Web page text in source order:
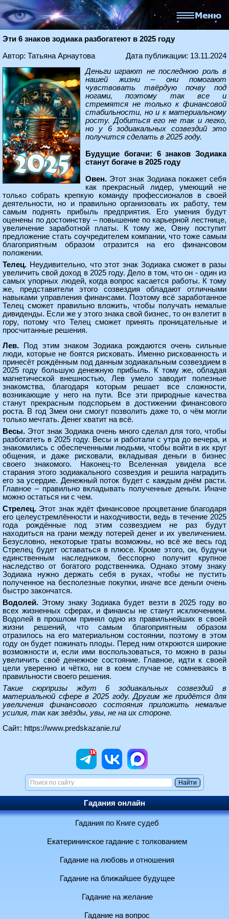
Эти 6 знаков зодиака разбогатеют в 2025 году
Автор: Татьяна Арнаутова
Дата публикации: 13.11.2024
Деньги играют не последнюю роль в
нашей жизни – они помогают
чувствовать твёрдую почву под
ногами, поэтому так все и
стремятся не только к финансовой
стабильности, но и к материальному
росту. Добиться его не так и легко,
но у 6 зодиакальных созвездий это
получится сделать в 2025 году.
Будущие богачи: 6 знаков Зодиака
станут богаче в 2025 году
Овен. Этот знак Зодиака покажет себя
как прекрасный лидер, умеющий не
только собрать крепкую команду профессионалов в своей
деятельности, но и правильно организовать их работу, тем
самым поднять прибыль предприятия. Его умения будут
оценены по достоинству – повышение по карьерной лестнице,
увеличение заработной платы. К тому же, Овну поступит
предложение стать соучредителем компании, что тоже самым
благоприятным образом отразится на его финансовом
положении.
Телец. Неудивительно, что этот знак Зодиака сможет в разы
увеличить свой доход в 2025 году. Дело в том, что он - один из
самых упорных людей, когда вопрос касается работы. К тому
же, представители этого созвездия обладают отличными
навыками управления финансами. Поэтому всё заработанное
Телец сможет правильно вложить, чтобы получать немалые
дивиденды. Если же у этого знака свой бизнес, то он взлетит в
гору, потому что Телец сможет принять проницательные и
просчитанные решения.
Лев. Под этим знаком Зодиака рождаются очень сильные
люди, которые не боятся рисковать. Именно рискованность и
принесёт рождённым под данным зодиакальным созвездием в
2025 году большую денежную прибыль. К тому же, обладая
магнетической внешностью, Лев умело заводит полезные
знакомства, благодаря которым решает все сложности,
возникающие у него на пути. Все эти природные качества
станут прекрасным подспорьем в достижении финансового
роста. В год Змеи они смогут позволить даже то, о чём могли
только мечтать. Денег хватит на всё.
Весы. Этот знак Зодиака очень много сделал для того, чтобы
разбогатеть в 2025 году. Весы и работали с утра до вечера, и
знакомились с обеспеченными людьми, чтобы войти в их круг
общения, и даже рисковали, вкладывая деньги в бизнес
своего знакомого. Наконец-то Вселенная увидела все
старания этого зодиакального созвездия и решила наградить
его за усердие. Денежный поток будет с каждым днём расти.
Главное – правильно вкладывать полученные деньги. Иначе
можно остаться ни с чем.
Стрелец. Этот знак ждёт финансовое процветание благодаря
его целеустремлённости и находчивости, ведь в течение 2025
года рождённые под этим созвездием не раз будут
находиться на грани между потерей денег и их увеличением.
Безусловно, некоторые траты возможны, но всё же весь год
Стрелец будет оставаться в плюсе. Кроме этого, он, будучи
единственным наследником, бесспорно получит крупное
наследство от богатого родственника. Однако этому знаку
Зодиака нужно держать себя в руках, чтобы не пустить
полученное на бесполезные покупки, иначе все деньги очень
быстро закончатся.
Водолей. Этому знаку Зодиака будет везти в 2025 году во
всех жизненных сферах, и финансы не станут исключением.
Водолей в прошлом принял одно из правильнейших в своей
жизни решений, что самым благоприятным образом
отразилось на его материальном состоянии, поэтому в этом
году он будет пожинать плоды. Перед ним откроются широкие
возможности и, если ими воспользоваться, то можно в разы
увеличить своё денежное состояние. Главное, идти к своей
цели уверенно и чётко, ни в коем случае не сомневаясь в
правильности своего решения.
Такие сюрпризы ждут 6 зодиакальных созвездий в
материальной сфере в 2025 году. Другим же придётся для
увеличения финансового состояния приложить немалые
усилия, так как звёзды, увы, не на их стороне.
Сайт: https://www.predskazanie.ru/
Гадания онлайн
Гадания по Книге судеб
Екатерининское гадание с толкованием
Гадание на любовь и отношения
Гадание на ближайшее будущее
Гадание на желание
Гадание на вопрос